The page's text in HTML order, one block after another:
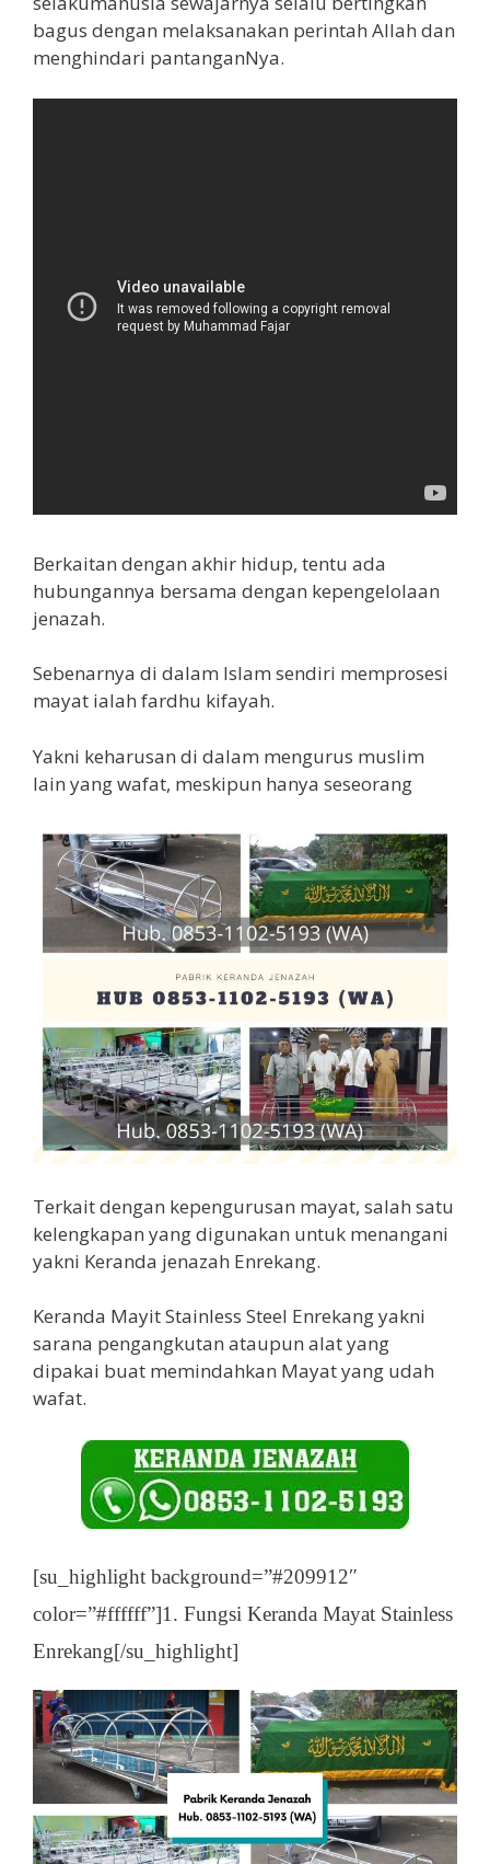
bagus dengan melaksanakan perintah Allah dan
menghindari pantanganNya.
Berkaitan dengan akhir hidup, tentu ada
hubungannya bersama dengan kepengelolaan
jenazah.
Sebenarnya di dalam Islam sendiri memprosesi
mayat ialah fardhu kifayah.
Yakni keharusan di dalam mengurus muslim
lain yang wafat, meskipun hanya seseorang
Terkait dengan kepengurusan mayat, salah satu
kelengkapan yang digunakan untuk menangani
yakni Keranda jenazah Enrekang.
Keranda Mayit Stainless Steel Enrekang yakni
sarana pengangkutan ataupun alat yang
dipakai buat memindahkan Mayat yang udah
wafat.
[su_highlight background=”#209912″
color=”#ffffff”]1. Fungsi Keranda Mayat Stainless
Enrekang[/su_highlight]